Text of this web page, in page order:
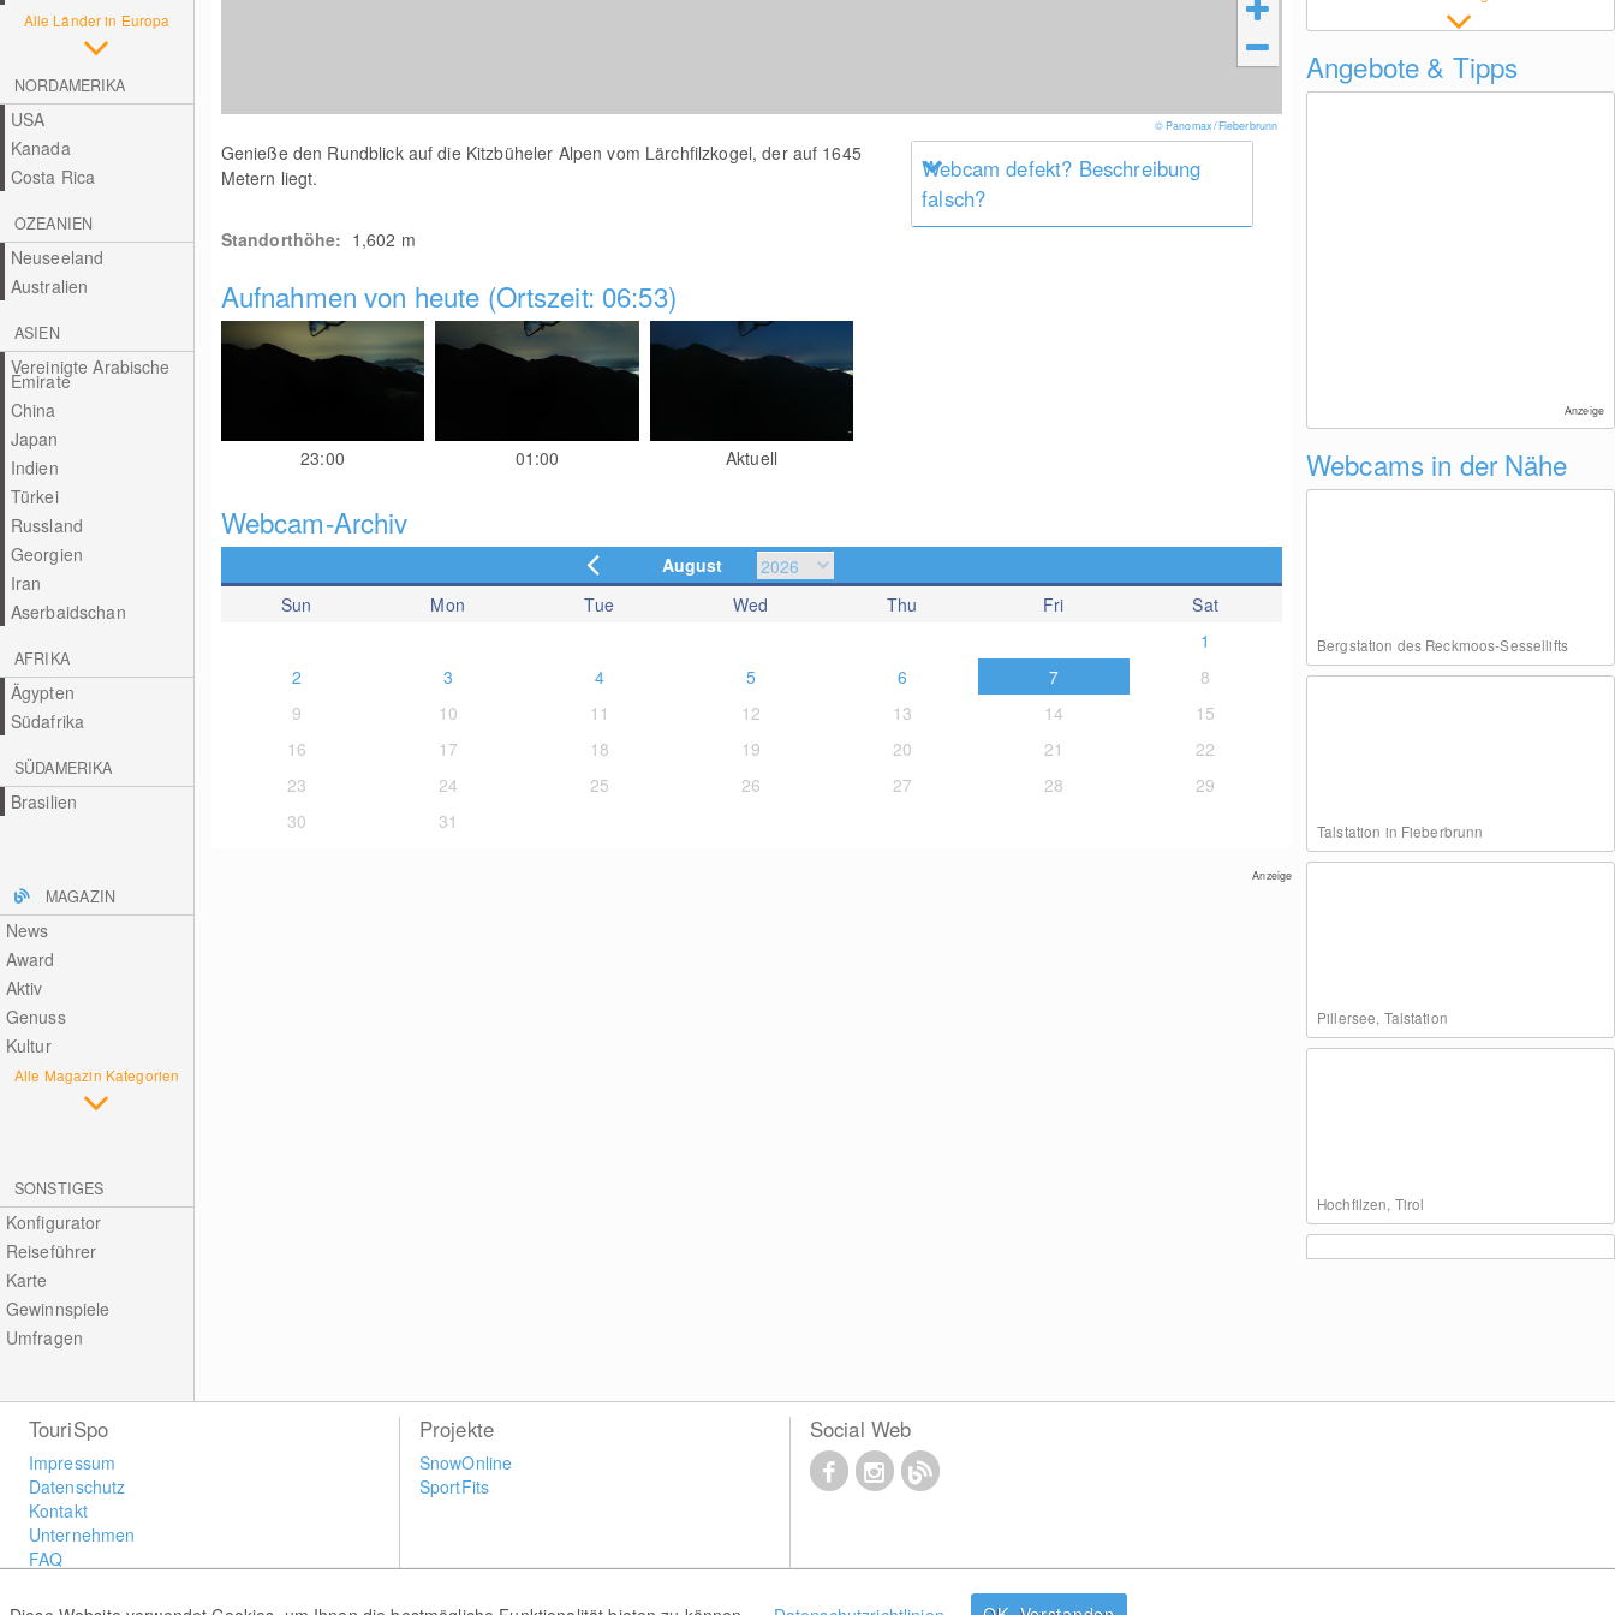
Alle Länder in Europa
NORDAMERIKA
USA
Kanada
Costa Rica
OZEANIEN
Neuseeland
Australien
ASIEN
Vereinigte Arabische
Emirate
China
Japan
Indien
Türkei
Russland
Georgien
Iran
Aserbaidschan
AFRIKA
Ägypten
Südafrika
SÜDAMERIKA
Brasilien
MAGAZIN
News
Award
Aktiv
Genuss
Kultur
Alle Magazin Kategorien
SONSTIGES
Konfigurator
Reiseführer
Karte
Gewinnspiele
Umfragen
© Panomax / Fieberbrunn
Genieße den Rundblick auf die Kitzbüheler Alpen vom Lärchfilzkogel, der auf 1645
Metern liegt.
Webcam defekt? Beschreibung
falsch?
Standorthöhe: 1,602 m
Aufnahmen von heute (Ortszeit: 06:53)
23:00 01:00 Aktuell
Webcam-Archiv
August
Sun
Mon Tue Wed Thu Fri
Sat
1
2
3 4 5 6 7
8
9
10 11 12 13 14
15
16
17 18 19 20 21
22
23
24 25 26 27 28
29
30
31
Anzeige
Angebote & Tipps
Anzeige
Webcams in der Nähe
Bergstation des Reckmoos-Sessellifts
Talstation in Fieberbrunn
Pillersee, Talstation
Hochfilzen, Tirol
TouriSpo
Impressum
Datenschutz
Kontakt
Unternehmen
FAQ
Widget
Projekte
SnowOnline
SportFits
Social Web